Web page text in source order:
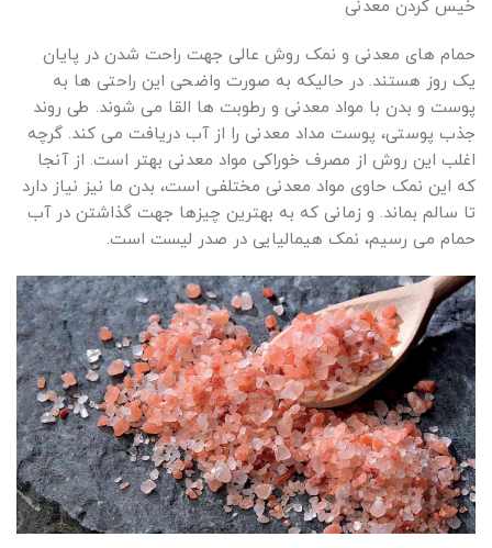
خیس کردن معدنی
حمام های معدنی و نمک روش عالی جهت راحت شدن در پایان
یک روز هستند. در حالیکه به صورت واضحی این راحتی ها به
پوست و بدن با مواد معدنی و رطوبت ها القا می شوند. طی روند
جذب پوستی، پوست مداد معدنی را از آب دریافت می کند. گرچه
اغلب این روش از مصرف خوراکی مواد معدنی بهتر است. از آنجا
که این نمک حاوی مواد معدنی مختلفی است، بدن ما نیز نیاز دارد
تا سالم بماند. و زمانی که به بهترین چیزها جهت گذاشتن در آب
حمام می رسیم، نمک هیمالیایی در صدر لیست است.